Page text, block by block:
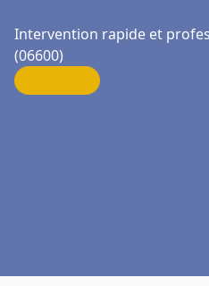
Intervention rapide et
(06600)